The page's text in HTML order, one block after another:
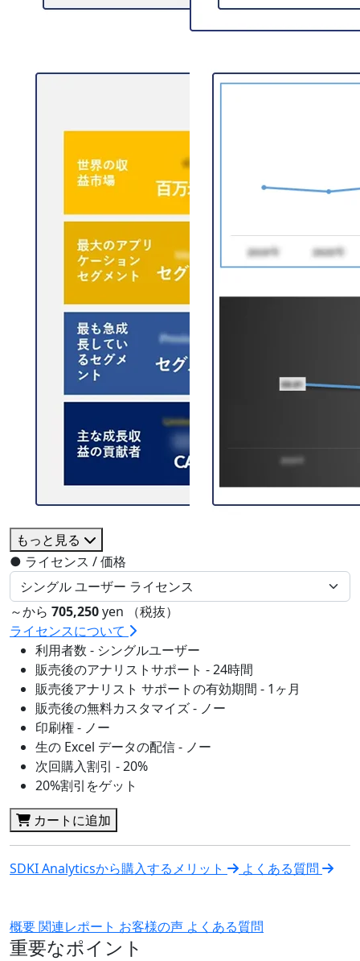
もっと見る
● ライセンス / 価格
～から 705,250yen （税抜）
ライセンスについて
利用者数 - シングルユーザー
販売後のアナリストサポート - 24時間
販売後アナリスト サポートの有効期間 - 1ヶ月
販売後の無料カスタマイズ - ノー
印刷権 - ノー
生の Excel データの配信 - ノー
次回購入割引 - 20%
20%割引をゲット
カートに追加
SDKI Analyticsから購入するメリット よくある質問
概要関連レポート お客様の声 よくある質問
重要なポイント